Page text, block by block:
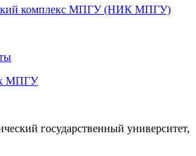
комплекс МПГУ (НИК МПГУ)
МПГУ
государственный университет,